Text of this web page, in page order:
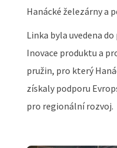
Hanácké železárny a
Linka byla uvedena
Inovace produktu a
pružin, pro který
získaly podporu
pro regionální rozvoj.